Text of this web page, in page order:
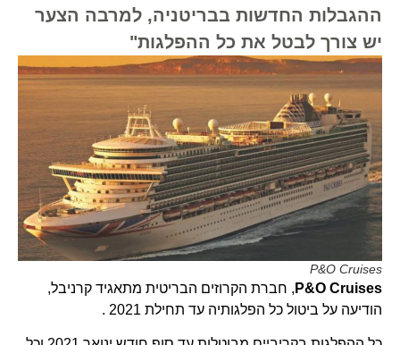
ההגבלות החדשות בבריטניה, למרבה הצער
יש צורך לבטל את כל ההפלגות"
P&O Cruises
P&O Cruises , חברת הקרוזים הבריטית מתאגיד קרניבל,
הודיעה על ביטול כל הפלגותיה עד תחילת 2021 .